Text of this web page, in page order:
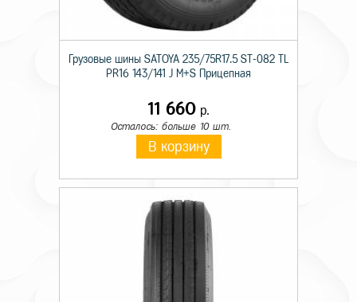
Грузовые шины SATOYA 235/75R17.5 ST-082 TL
PR16 143/141 J M+S Прицепная
11 660 р.
Осталось: больше 10 шт.
В корзину